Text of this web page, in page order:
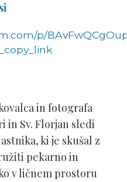
p/
in fotografa
in Sv. Florjan sledi
ki je skušal z
pekarno in
v ličnem prostoru